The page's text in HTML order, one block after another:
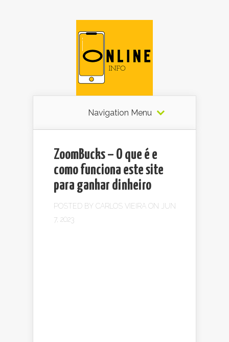
Navigation Menu
ZoomBucks – O que é e
como funciona este site
para ganhar dinheiro
POSTED BY CARLOS VIEIRA ON JUN
7, 2023